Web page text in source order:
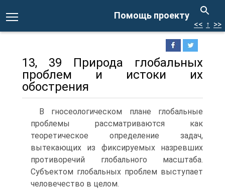
Помощь проекту
<< ↑ >>
13, 39 Природа глобальных
проблем и истоки их
обострения
В гносеологическом плане глобальные
проблемы рассматриваются как
теоретическое определение задач,
вытекающих из фиксируемых назревших
противоречий глобального масштаба.
Субъектом глобальных проблем выступает
человечество в целом.